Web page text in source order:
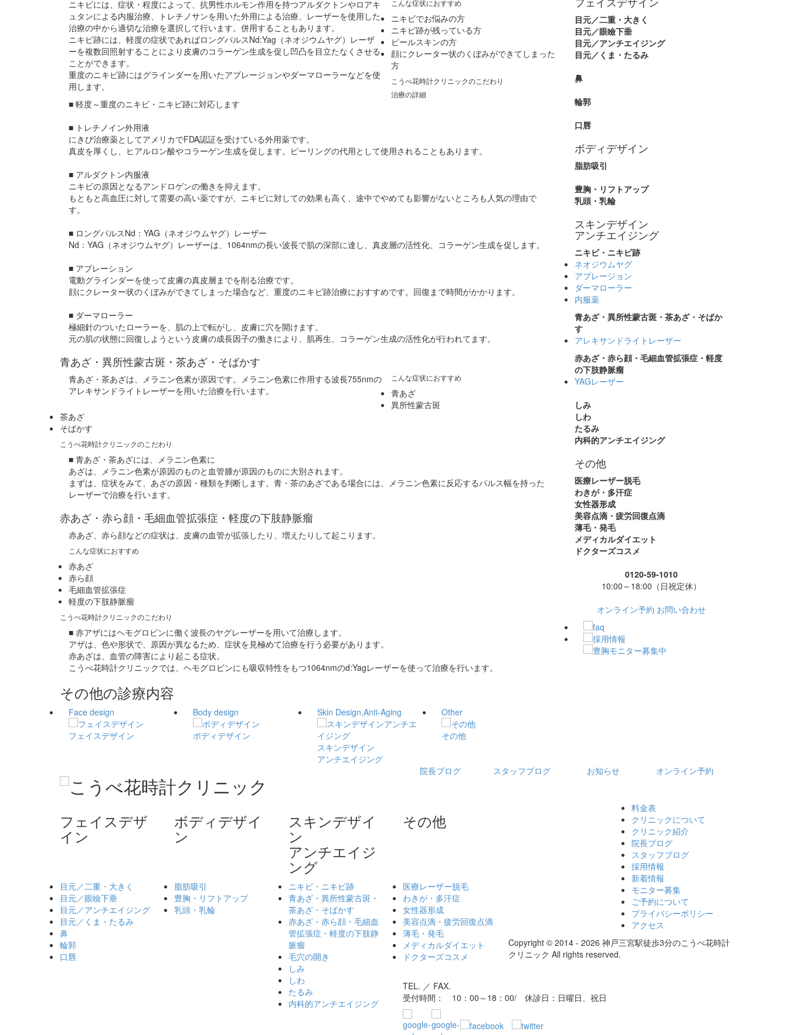
ニキビには、症状・程度によって、抗男性ホルモン作用を持つアルダクトンやロアキ
ュタンによる内服治療、トレチノサンを用いた外用による治療、レーザーを使用した
治療の中から適切な治療を選択して行います。併用することもあります。
ニキビ跡には、軽度の症状であればロングパルスNd:Yag（ネオジウムヤグ）レーザ
ーを複数回照射することにより皮膚のコラーゲン生成を促し凹凸を目立たなくさせる
ことができます。
重度のニキビ跡にはグラインダーを用いたアブレージョンやダーマローラーなどを使
用します。
こんな症状におすすめ
ニキビでお悩みの方
ニキビ跡が残っている方
ピールスキンの方
顔にクレーター状のくぼみができてしまった
方
こうべ花時計クリニックのこだわり
■ 軽度～重度のニキビ・ニキビ跡に対応します
治療の詳細
■ トレチノイン外用液
にきび治療薬としてアメリカでFDA認証を受けている外用薬です。
真皮を厚くし、ヒアルロン酸やコラーゲン生成を促します。ピーリングの代用として使用されることもあります。
■ アルダクトン内服液
ニキビの原因となるアンドロゲンの働きを抑えます。
もともと高血圧に対して需要の高い薬ですが、ニキビに対しての効果も高く、途中でやめても影響がないところも人気の理由で
す。
■ ロングパルスNd：YAG（ネオジウムヤグ）レーザー
Nd：YAG（ネオジウムヤグ）レーザーは、1064nmの長い波長で肌の深部に達し、真皮層の活性化、コラーゲン生成を促します。
■ アブレーション
電動グラインダーを使って皮膚の真皮層までを削る治療です。
顔にクレーター状のくぼみができてしまった場合など、重度のニキビ跡治療におすすめです。回復まで時間がかかります。
■ ダーマローラー
極細針のついたローラーを、肌の上で転がし、皮膚に穴を開けます。
元の肌の状態に回復しようという皮膚の成長因子の働きにより、肌再生、コラーゲン生成の活性化が行われてます。
青あざ・異所性蒙古斑・茶あざ・そばかす
青あざ・茶あざは、メラニン色素が原因です。メラニン色素に作用する波長755nmの
アレキサンドライトレーザーを用いた治療を行います。
こんな症状におすすめ
青あざ
異所性蒙古斑
茶あざ
そばかす
こうべ花時計クリニックのこだわり
■ 青あざ・茶あざには、メラニン色素に
あざは、メラニン色素が原因のものと血管腫が原因のものに大別されます。
まずは、症状をみて、あざの原因・種類を判断します。青・茶のあざである場合には、メラニン色素に反応するパルス幅を持った
レーザーで治療を行います。
赤あざ・赤ら顔・毛細血管拡張症・軽度の下肢静脈瘤
赤あざ、赤ら顔などの症状は、皮膚の血管が拡張したり、増えたりして起こります。
こんな症状におすすめ
赤あざ
赤ら顔
毛細血管拡張症
軽度の下肢静脈瘤
こうべ花時計クリニックのこだわり
■ 赤アザにはヘモグロビンに働く波長のヤグレーザーを用いて治療します。
アザは、色や形状で、原因が異なるため、症状を見極めて治療を行う必要があります。
赤あざは、血管の障害により起こる症状。
こうべ花時計クリニックでは、ヘモグロビンにも吸収特性をもつ1064nmのd:Yagレーザーを使って治療を行います。
その他の診療内容
Face design
フェイスデザイン
Body design
ボディデザイン
Skin Design,Anti-Aging
スキンデザイン
アンチエイジング
Other
その他
目元／二重・大きく
目元／眼瞼下垂
目元／アンチエイジング
目元／くま・たるみ
鼻
輪郭
口唇
ボディデザイン
脂肪吸引
豊胸・リフトアップ
乳頭・乳輪
スキンデザイン
アンチエイジング
ニキビ・ニキビ跡
ネオジウムヤグ
アブレージョン
ダーマローラー
内服薬
青あざ・異所性蒙古斑・茶あざ・そばか
す
アレキサンドライトレーザー
赤あざ・赤ら顔・毛細血管拡張症・軽度
の下肢静脈瘤
YAGレーザー
しみ
しわ
たるみ
内科的アンチエイジング
その他
医療レーザー脱毛
わきが・多汗症
女性器形成
美容点滴・疲労回復点滴
薄毛・発毛
メディカルダイエット
ドクターズコスメ
0120-59-1010
10:00～18:00（日祝定休）
オンライン予約 お問い合わせ
院長ブログ スタッフブログ お知らせ オンライン予約
フェイスデザ
イン
目元／二重・大きく
目元／眼瞼下垂
目元／アンチエイジング
目元／くま・たるみ
鼻
輪郭
口唇
ボディデザイ
ン
脂肪吸引
豊胸・リフトアップ
乳頭・乳輪
スキンデザイ
ン
アンチエイジ
ング
ニキビ・ニキビ跡
青あざ・異所性蒙古斑・
茶あざ・そばかす
赤あざ・赤ら顔・毛細血
管拡張症・軽度の下肢静
脈瘤
毛穴の開き
しみ
しわ
たるみ
内科的アンチエイジング
その他
医療レーザー脱毛
わきが・多汗症
女性器形成
美容点滴・疲労回復点滴
薄毛・発毛
メディカルダイエット
ドクターズコスメ
料金表
クリニックについて
クリニック紹介
院長ブログ
スタッフブログ
採用情報
新着情報
モニター募集
ご予約について
プライバシーポリシー
アクセス
TEL. ／ FAX.
受付時間： 10：00～18：00/ 休診日：日曜日、祝日
Copyright © 2014 - 2026 神戸三宮駅徒歩3分のこうべ花時計
クリニック All rights reserved.